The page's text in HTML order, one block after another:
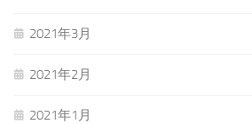
2021年3月
2021年2月
2021年1月